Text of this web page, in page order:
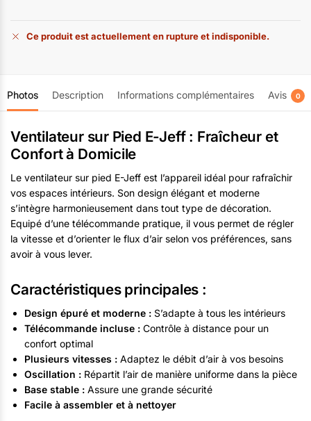
Couleurs: Noir et Blanc
Ce produit est actuellement en rupture et indisponible.
Photos Description Informations complémentaires Avis 0
Ventilateur sur Pied E-Jeff : Fraîcheur et
Confort à Domicile
Le ventilateur sur pied E-Jeff est l’appareil idéal pour rafraîchir
vos espaces intérieurs. Son design élégant et moderne
s’intègre harmonieusement dans tout type de décoration.
Equipé d’une télécommande pratique, il vous permet de régler
la vitesse et d’orienter le flux d’air selon vos préférences, sans
avoir à vous lever.
Caractéristiques principales :
Design épuré et moderne : S’adapte à tous les intérieurs
Télécommande incluse : Contrôle à distance pour un
confort optimal
Plusieurs vitesses : Adaptez le débit d’air à vos besoins
Oscillation : Répartit l’air de manière uniforme dans la pièce
Base stable : Assure une grande sécurité
Facile à assembler et à nettoyer